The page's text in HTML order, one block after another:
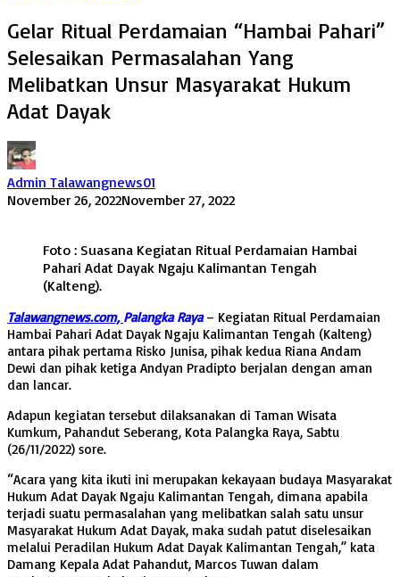
Gelar Ritual Perdamaian “Hambai Pahari”
Selesaikan Permasalahan Yang
Melibatkan Unsur Masyarakat Hukum
Adat Dayak
Admin Talawangnews01
November 26, 2022November 27, 2022
Foto : Suasana Kegiatan Ritual Perdamaian Hambai
Pahari Adat Dayak Ngaju Kalimantan Tengah
(Kalteng).
Talawangnews.com, Palangka Raya– Kegiatan Ritual Perdamaian
Hambai Pahari Adat Dayak Ngaju Kalimantan Tengah (Kalteng)
antara pihak pertama Risko Junisa, pihak kedua Riana Andam
Dewi dan pihak ketiga Andyan Pradipto berjalan dengan aman
dan lancar.
Adapun kegiatan tersebut dilaksanakan di Taman Wisata
Kumkum, Pahandut Seberang, Kota Palangka Raya, Sabtu
(26/11/2022) sore.
“Acara yang kita ikuti ini merupakan kekayaan budaya Masyarakat
Hukum Adat Dayak Ngaju Kalimantan Tengah, dimana apabila
terjadi suatu permasalahan yang melibatkan salah satu unsur
Masyarakat Hukum Adat Dayak, maka sudah patut diselesaikan
melalui Peradilan Hukum Adat Dayak Kalimantan Tengah,” kata
Damang Kepala Adat Pahandut, Marcos Tuwan dalam